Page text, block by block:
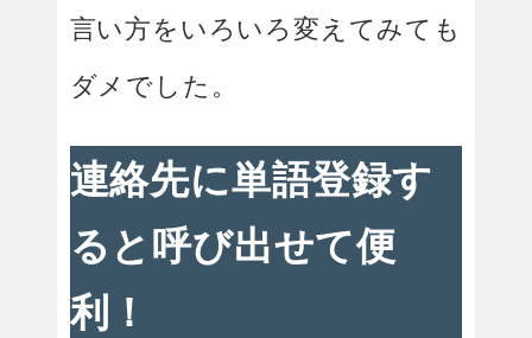
言い方をいろいろ変えてみても
ダメでした。
連絡先に単語登録す
ると呼び出せて便
利！